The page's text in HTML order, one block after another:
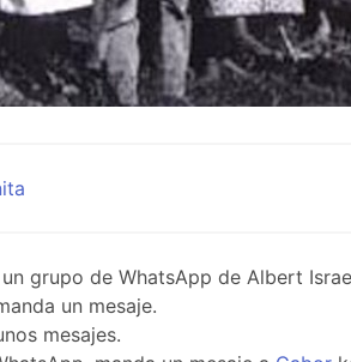
grupo de WhatsApp de Albert
un mesaje.
mesajes.